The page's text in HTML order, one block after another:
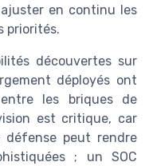
en continu les
priorités.
découvertes sur
déployés ont
les briques de
est critique, car
peut rendre
; un SOC